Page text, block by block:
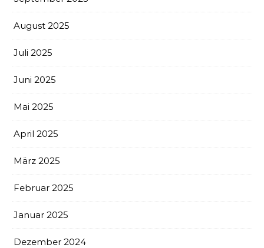
August 2025
Juli 2025
Juni 2025
Mai 2025
April 2025
März 2025
Februar 2025
Januar 2025
Dezember 2024